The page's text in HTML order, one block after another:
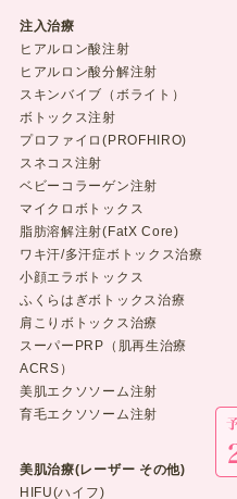
注入治療
ヒアルロン酸注射
ヒアルロン酸分解注射
スキンバイブ（ボライト）
ボトックス注射
プロファイロ(PROFHIRO)
スネコス注射
ベビーコラーゲン注射
マイクロボトックス
脂肪溶解注射(FatX Core)
ワキ汗/多汗症ボトックス治療
小顔エラボトックス
ふくらはぎボトックス治療
肩こりボトックス治療
スーパーPRP（肌再生治療
ACRS）
美肌エクソソーム注射
育毛エクソソーム注射
美肌治療(レーザー その他)
HIFU(ハイフ)